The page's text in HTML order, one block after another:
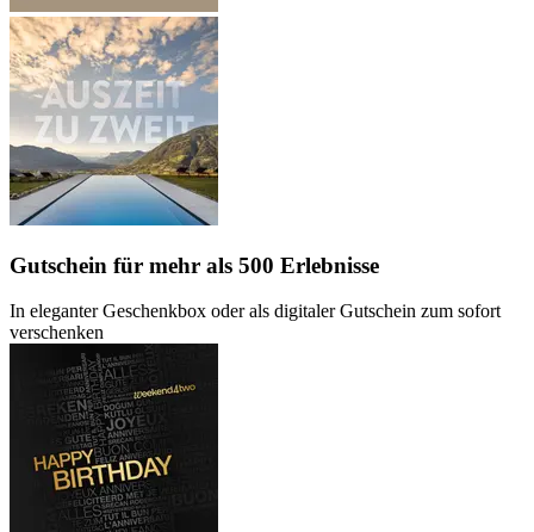
Gutschein für mehr als 500 Erlebnisse
In eleganter Geschenkbox oder als digitaler Gutschein zum sofort
verschenken